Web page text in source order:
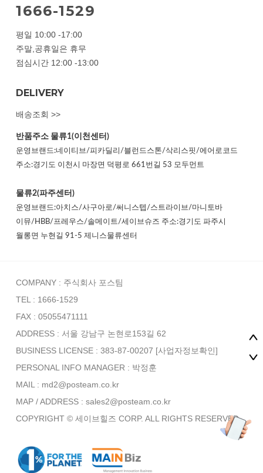
1666-1529
평일 10:00 -17:00
주말,공휴일은 휴무
점심시간 12:00 -13:00
DELIVERY
배송조회 >>
반품주소 물류1(이천센터)
운영브랜드:네이티브/피카딜리/블런드스톤/삭리스핏/에어로코드
주소:경기도 이천시 마장면 덕평로 661번길 53 모두먼트
물류2(파주센터)
운영브랜드:아치스/사구아로/써니스텝/스트라이브/마니토바
이뮤/HBB/프레우스/솔메이트/세이브슈즈 주소:경기도 파주시
월롱면 누현길 91-5 제니스물류센터
COMPANY : 주식회사 포스팀
TEL : 1666-1529
FAX : 05055471111
ADDRESS : 서울 강남구 논현로153길 62
BUSINESS LICENSE : 383-87-00207 [사업자정보확인]
PERSONAL INFO MANAGER : 박정훈
MAIL : md2@posteam.co.kr
MAP / ADDRESS : sales2@posteam.co.kr
COPYRIGHT © 세이브힐즈 CORP. ALL RIGHTS RESERVED.